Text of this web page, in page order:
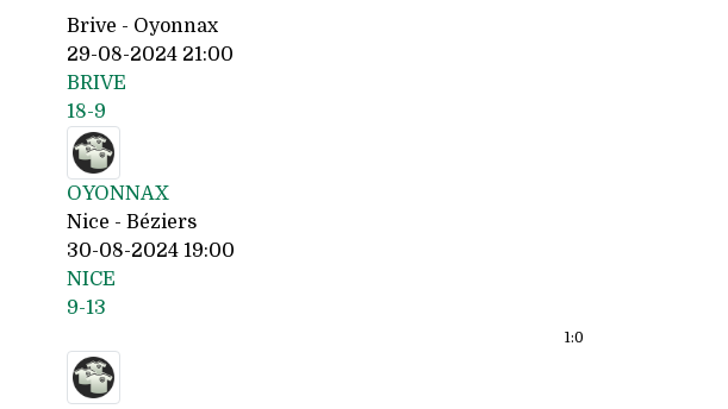
Brive - Oyonnax
29-08-2024 21:00
BRIVE
18-9
OYONNAX
Nice - Béziers
30-08-2024 19:00
NICE
9-13
1:0